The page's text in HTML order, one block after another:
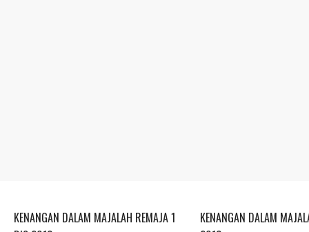
KENANGAN DALAM MAJALAH REMAJA 1
KENANGAN DALAM